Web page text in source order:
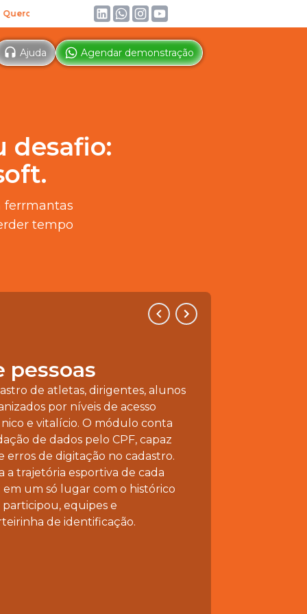
ler! Conheça a IA gratuita para Secretários de Esporte.
Ajuda Agendar demonstração
desafio:
ferrmantas
tempo
pessoas
de atletas, dirigentes, alunos
por níveis de acesso
e vitalício. O módulo conta
de dados pelo CPF, capaz
erros de digitação no cadastro.
a trajetória esportiva de cada
um só lugar com o histórico
equipes e
de identificação.